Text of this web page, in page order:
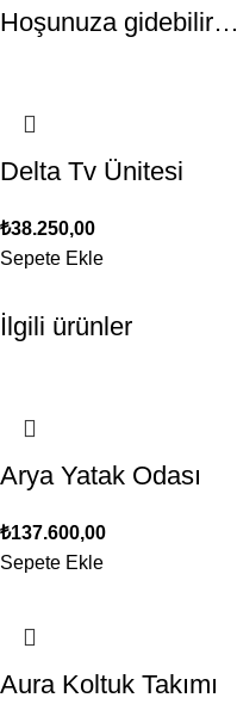
Hoşunuza gidebilir…
Delta Tv Ünitesi
₺38.250,00
Sepete Ekle
İlgili ürünler
Arya Yatak Odası
₺137.600,00
Sepete Ekle
Aura Koltuk Takımı